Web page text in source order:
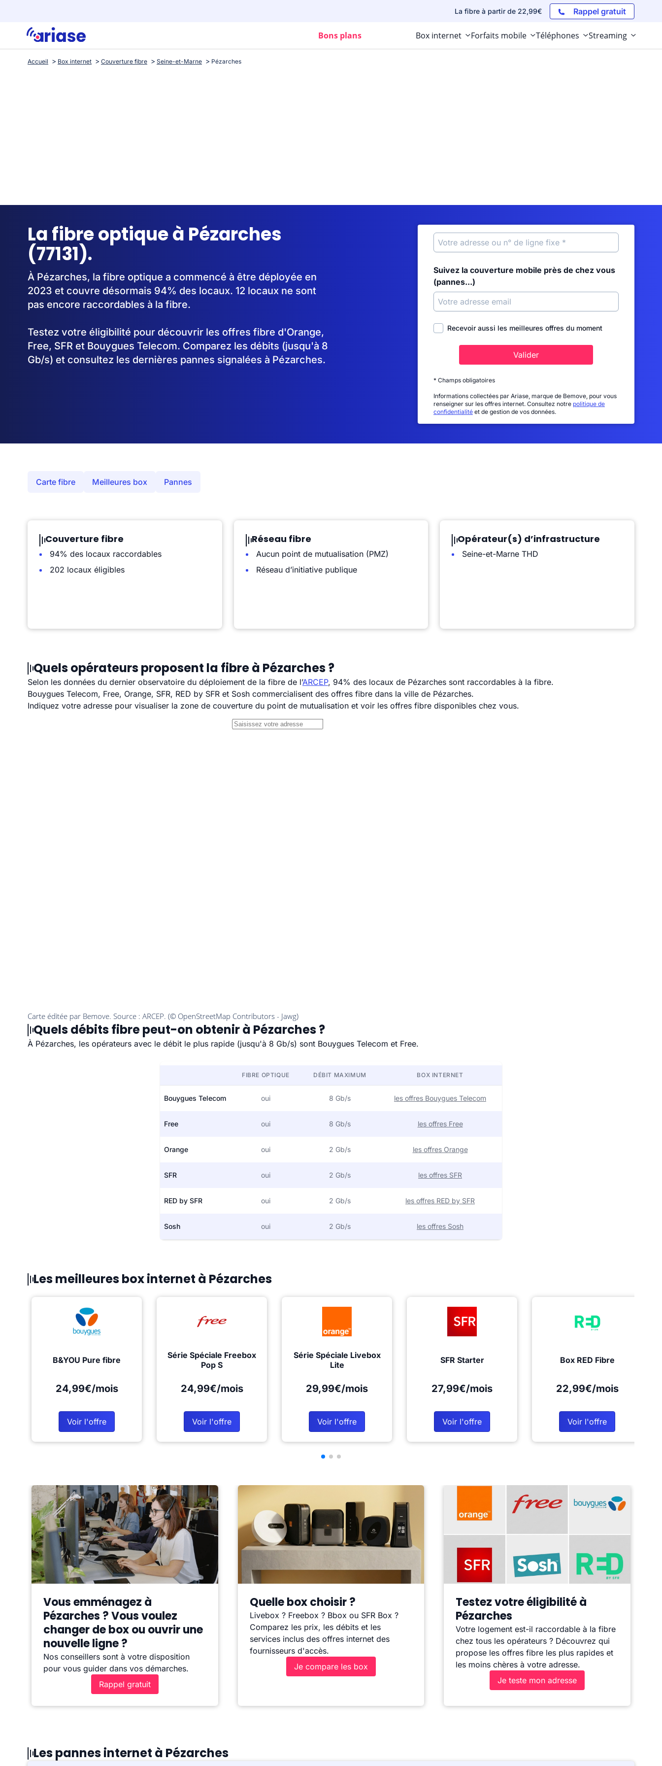
La fibre à partir de 22,99€ Rappel gratuit
Bons plans Box internet Forfaits mobile Téléphones Streaming
Accueil Box internet Couverture fibre Seine-et-Marne Pézarches
La fibre optique à Pézarches
(77131).
À Pézarches, la fibre optique a commencé à être déployée en
2023 et couvre désormais 94% des locaux. 12 locaux ne sont
pas encore raccordables à la fibre.
Testez votre éligibilité pour découvrir les offres fibre d'Orange,
Free, SFR et Bouygues Telecom. Comparez les débits (jusqu'à 8
Gb/s) et consultez les dernières pannes signalées à Pézarches.
Suivez la couverture mobile près de chez vous
(pannes...)
Recevoir aussi les meilleures offres du moment
Valider
* Champs obligatoires
Informations collectées par Ariase, marque de Bemove, pour vous
renseigner sur les offres internet. Consultez notre politique de
confidentialité et de gestion de vos données.
Carte fibre Meilleures box Pannes
Couverture fibre
94% des locaux raccordables
202 locaux éligibles
Réseau fibre
Aucun point de mutualisation (PMZ)
Réseau d’initiative publique
Opérateur(s) d’infrastructure
Seine-et-Marne THD
Quels opérateurs proposent la fibre à Pézarches ?
Selon les données du dernier observatoire du déploiement de la fibre de l’ARCEP, 94% des locaux de Pézarches sont raccordables à la fibre.
Bouygues Telecom, Free, Orange, SFR, RED by SFR et Sosh commercialisent des offres fibre dans la ville de Pézarches.
Indiquez votre adresse pour visualiser la zone de couverture du point de mutualisation et voir les offres fibre disponibles chez vous.
Quels débits fibre peut-on obtenir à Pézarches ?
À Pézarches, les opérateurs avec le débit le plus rapide (jusqu'à 8 Gb/s) sont Bouygues Telecom et Free.
FIBRE OPTIQUE DÉBIT MAXIMUM BOX INTERNET
Bouygues Telecom oui 8 Gb/s les offres Bouygues Telecom
Free oui 8 Gb/s les offres Free
Orange oui 2 Gb/s les offres Orange
SFR oui 2 Gb/s les offres SFR
RED by SFR oui 2 Gb/s les offres RED by SFR
Sosh oui 2 Gb/s les offres Sosh
Les meilleures box internet à Pézarches
B&YOU Pure fibre
24,99€/mois
Voir l'offre
Série Spéciale Freebox
Pop S
24,99€/mois
Voir l'offre
Série Spéciale Livebox
Lite
29,99€/mois
Voir l'offre
SFR Starter
27,99€/mois
Voir l'offre
Box RED Fibre
22,99€/mois
Voir l'offre
Vous emménagez à
Pézarches ? Vous voulez
changer de box ou ouvrir une
nouvelle ligne ?
Nos conseillers sont à votre disposition
pour vous guider dans vos démarches.
Rappel gratuit
Quelle box choisir ?
Livebox ? Freebox ? Bbox ou SFR Box ?
Comparez les prix, les débits et les
services inclus des offres internet des
fournisseurs d'accès.
Je compare les box
Testez votre éligibilité à
Pézarches
Votre logement est-il raccordable à la fibre
chez tous les opérateurs ? Découvrez qui
propose les offres fibre les plus rapides et
les moins chères à votre adresse.
Je teste mon adresse
Les pannes internet à Pézarches